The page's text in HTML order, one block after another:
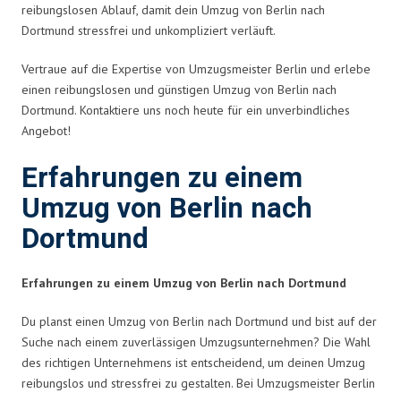
reibungslosen Ablauf, damit dein Umzug von Berlin nach
Dortmund stressfrei und unkompliziert verläuft.
Vertraue auf die Expertise von Umzugsmeister Berlin und erlebe
einen reibungslosen und günstigen Umzug von Berlin nach
Dortmund. Kontaktiere uns noch heute für ein unverbindliches
Angebot!
Erfahrungen zu einem
Umzug von Berlin nach
Dortmund
Erfahrungen zu einem Umzug von Berlin nach Dortmund
Du planst einen Umzug von Berlin nach Dortmund und bist auf der
Suche nach einem zuverlässigen Umzugsunternehmen? Die Wahl
des richtigen Unternehmens ist entscheidend, um deinen Umzug
reibungslos und stressfrei zu gestalten. Bei Umzugsmeister Berlin